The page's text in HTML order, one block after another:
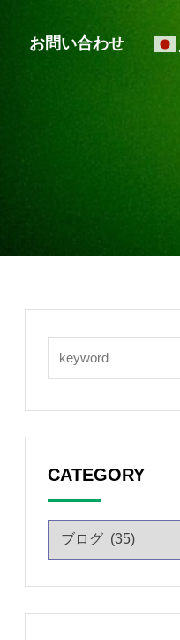
お問い合わせ
CATEGORY